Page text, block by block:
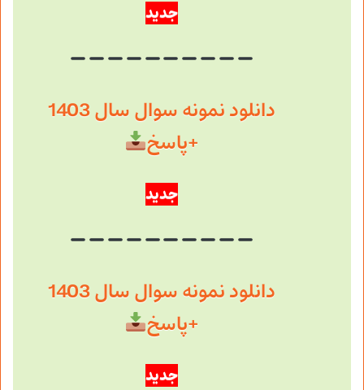
جدید
دانلود نمونه سوال سال 1403
+پاسخ
جدید
دانلود نمونه سوال سال 1403
+پاسخ
جدید